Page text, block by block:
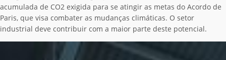
acumulada de CO2 exigida para se atingir as metas do Acordo de
Paris, que visa combater as mudanças climáticas. O setor
industrial deve contribuir com a maior parte deste potencial.